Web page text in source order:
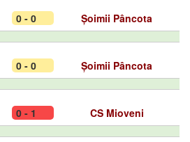
0 - 0 Șoimii Pâncota
0 - 0 Șoimii Pâncota
0 - 1 CS Mioveni